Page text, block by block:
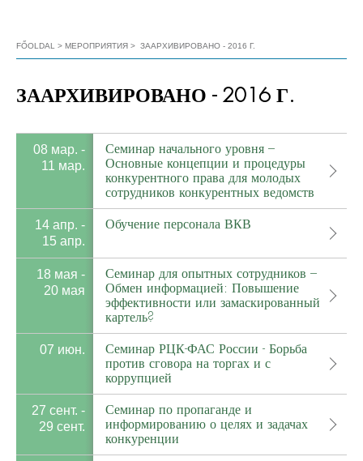
FŐOLDAL МЕРОПРИЯТИЯ ЗААРХИВИРОВАНО - 2016 Г.
ЗААРХИВИРОВАНО - 2016 Г.
08 мар. -
11 мар.
Семинар начального уровня –
Основные концепции и процедуры
конкурентного права для молодых
сотрудников конкурентных ведомств
14 апр. -
15 апр.
Обучение персонала ВКВ
18 мая -
20 мая
Семинар для опытных сотрудников –
Обмен информацией: Повышение
эффективности или замаскированный
картель?
07 июн.
Семинар РЦК-ФАС России - Борьба
против сговора на торгах и с
коррупцией
27 сент. -
29 сент.
Семинар по пропаганде и
информированию о целях и задачах
конкуренции